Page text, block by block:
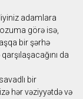
adamlara
görə isə,
bir şərhə
da
bir
hər vəziyyətdə və